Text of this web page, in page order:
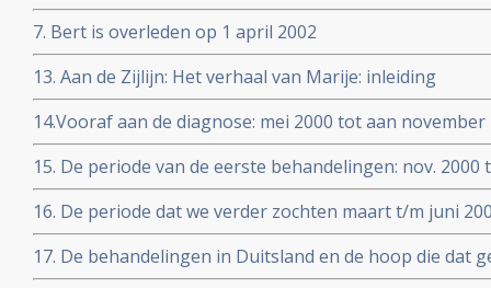
7. Bert is overleden op 1 april 2002
13. Aan de Zijlijn: Het verhaal van Marije: inleiding
14.Vooraf aan de diagnose: mei 2000 tot aan november
15. De periode van de eerste behandelingen: nov. 2000
16. De periode dat we verder zochten maart t/m juni
17. De behandelingen in Duitsland en de hoop die dat